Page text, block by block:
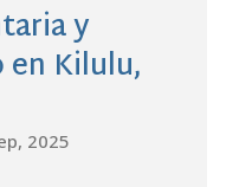
y
Kilulu,
2025